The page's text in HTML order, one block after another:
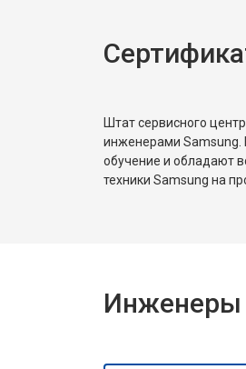
Штат сервисного
инженерами Samsung.
обучение и обладают
техники Samsung на
Инженеры